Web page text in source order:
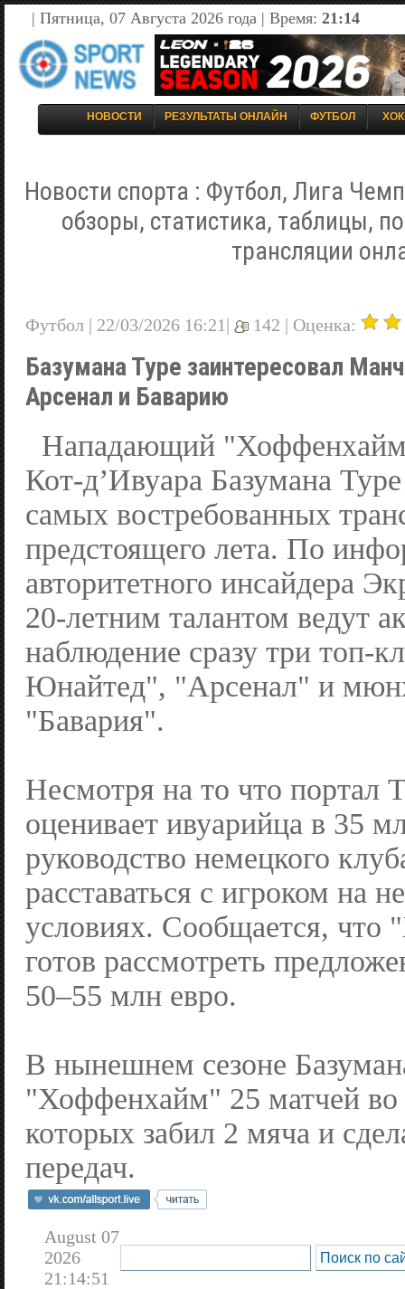
| Пятница, 07 Августа 2026 года | Время: 21:14
НОВОСТИ РЕЗУЛЬТАТЫ ОНЛАЙН ФУТБОЛ
Новости спорта : Футбол, Лига
обзоры, статистика, таблицы,
трансляции
Футбол | 22/03/2026 16:21| 142 | Оценка:
Базумана Туре заинтересовал
Арсенал и Баварию
Нападающий
Кот-д’Ивуара Базумана
самых востребованных
предстоящего лета. По
авторитетного инсайдера
20-летним талантом ведут
наблюдение сразу три топ-
Юнайтед", "Арсенал" и
"Бавария".
Несмотря на то что портал
оценивает ивуарийца в 35
руководство немецкого
расставаться с игроком на
условиях. Сообщается,
готов рассмотреть
50–55 млн евро.
В нынешнем сезоне
"Хоффенхайм" 25 матчей во
которых забил 2 мяча и
передач.
August 07
2026
21:14:51